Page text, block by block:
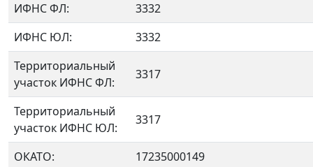
ИФНС ФЛ:
3332
ИФНС ЮЛ:
3332
Территориальный
участок ИФНС ФЛ:
3317
Территориальный
участок ИФНС ЮЛ:
3317
ОКАТО:
17235000149